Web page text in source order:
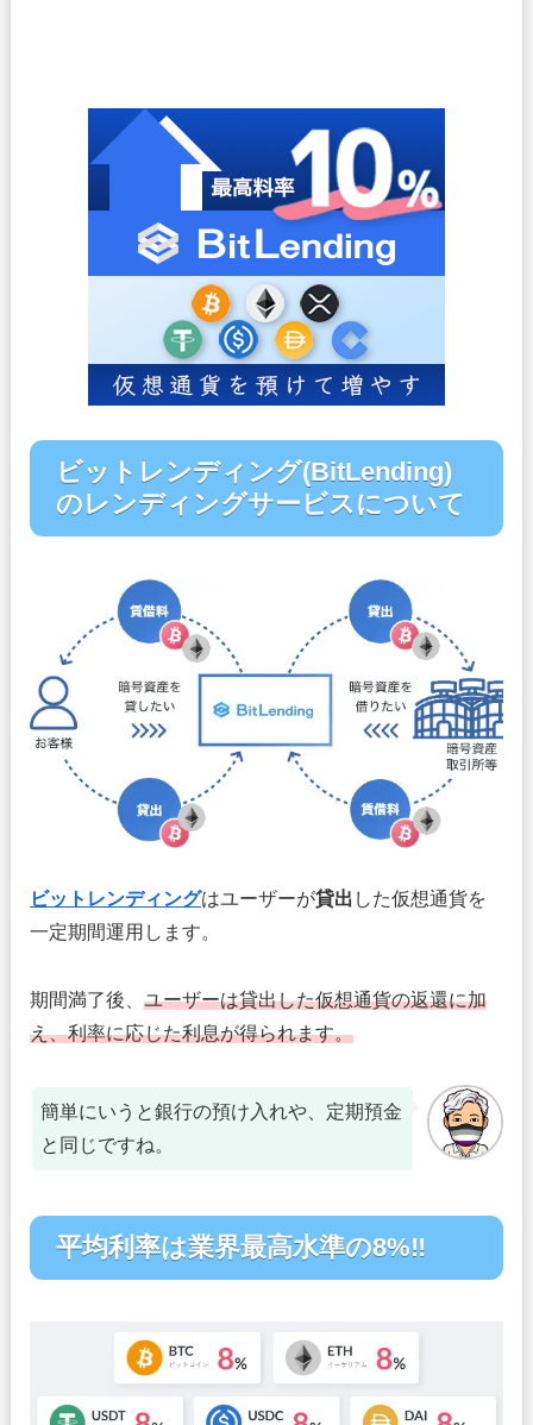
ビットレンディング(BitLending)
のレンディングサービスについて
ビットレンディングはユーザーが貸出 した仮想通貨を
一定期間運用します。
期間満了後、 ユーザーは貸出した仮想通貨の返還に加
え、利率に応じた利息が得られます。
簡単にいうと銀行の預け入れや、定期預金
と同じですね。
平均利率は業界最高水準の8%‼